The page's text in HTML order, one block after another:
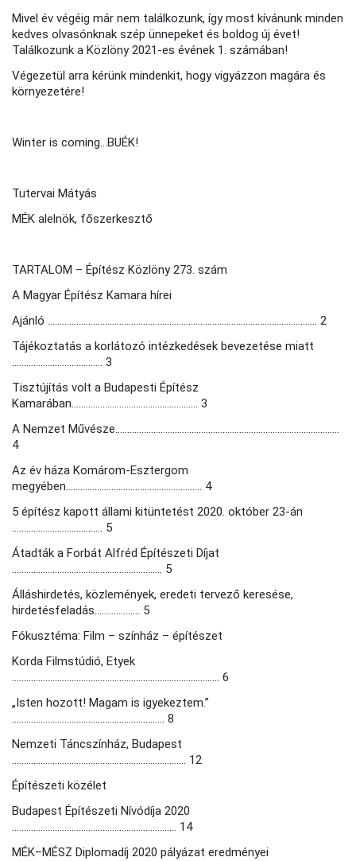
Mivel év végéig már nem találkozunk, így most kívánunk minden
kedves olvasónknak szép ünnepeket és boldog új évet!
Találkozunk a Közlöny 2021-es évének 1. számában!
Végezetül arra kérünk mindenkit, hogy vigyázzon magára és
környezetére!
Winter is coming...BUÉK!
Tutervai Mátyás
MÉK alelnök, főszerkesztő
TARTALOM – Építész Közlöny 273. szám
A Magyar Építész Kamara hírei
Ajánló ................................................................................................................. 2
Tájékoztatás a korlátozó intézkedések bevezetése miatt
...................................... 3
Tisztújítás volt a Budapesti Építész
Kamarában..................................................... 3
A Nemzet Művésze..............................................................................................
4
Az év háza Komárom-Esztergom
megyében......................................................... 4
5 építész kapott állami kitüntetést 2020. október 23-án
...................................... 5
Átadták a Forbát Alfréd Építészeti Díjat
............................................................... 5
Álláshirdetés, közlemények, eredeti tervező keresése,
hirdetésfeladás................... 5
Fókusztéma: Film – színház – építészet
Korda Filmstúdió, Etyek
....................................................................................... 6
„Isten hozott! Magam is igyekeztem.”
................................................................ 8
Nemzeti Táncszínház, Budapest
......................................................................... 12
Építészeti közélet
Budapest Építészeti Nívódíja 2020
..................................................................... 14
MÉK–MÉSZ Diplomadíj 2020 pályázat eredményei